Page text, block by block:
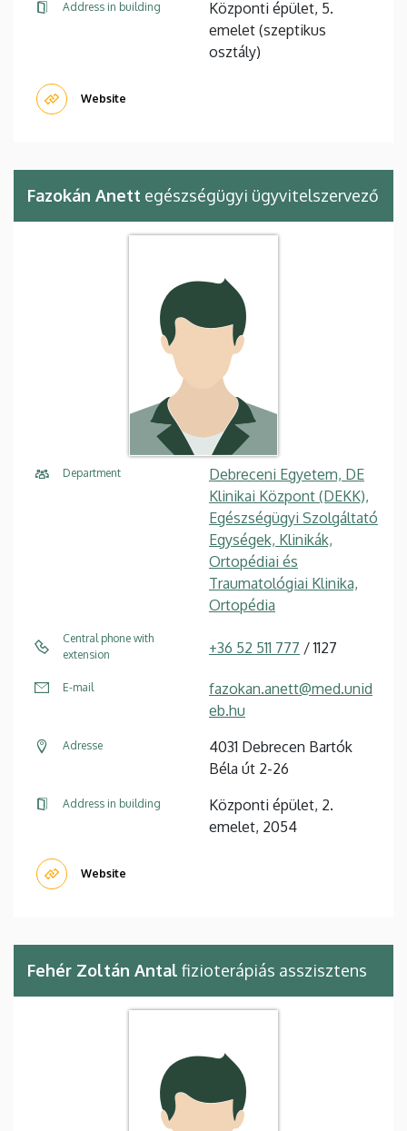
Address in building
Központi épület, 5.
emelet (szeptikus
osztály)
Website
Fazokán Anett egészségügyi ügyvitelszervező
Department
Debreceni Egyetem, DE
Klinikai Központ (DEKK),
Egészségügyi Szolgáltató
Egységek, Klinikák,
Ortopédiai és
Traumatológiai Klinika,
Ortopédia
Central phone with
extension
+36 52 511 777 / 1127
E-mail
fazokan.anett@med.unid
eb.hu
Adresse
4031 Debrecen Bartók
Béla út 2-26
Address in building
Központi épület, 2.
emelet, 2054
Website
Fehér Zoltán Antal fizioterápiás asszisztens